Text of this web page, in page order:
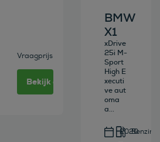
Vraagprijs
Bekijk deze auto
BMW
X1
xDrive
25i M-
Sport
High E
xecuti
ve aut
oma
a...
2020Benzine